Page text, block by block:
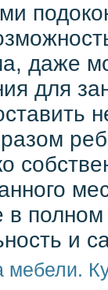
даже
для
в
и
мебели.